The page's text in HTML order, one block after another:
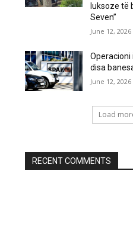
luksoze të
Seven”
June 12, 2026
Operacioni
disa
June 12, 2026
Load
RECENT COMMENTS